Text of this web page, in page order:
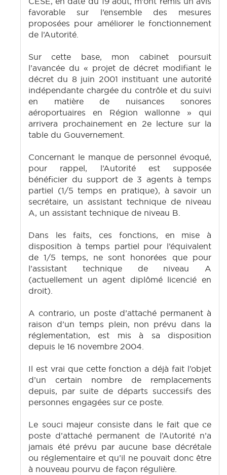
favorable sur l’ensemble des mesures
proposées pour améliorer le fonctionnement
de l’Autorité.
Sur cette base, mon cabinet poursuit
l’avancée du « projet de décret modifiant le
décret du 8 juin 2001 instituant une autorité
indépendante chargée du contrôle et du suivi
en matière de nuisances sonores
aéroportuaires en Région wallonne » qui
arrivera prochainement en 2e lecture sur la
table du Gouvernement.
Concernant le manque de personnel évoqué,
pour rappel, l’Autorité est supposée
bénéficier du support de 3 agents à temps
partiel (1/5 temps en pratique), à savoir un
secrétaire, un assistant technique de niveau
A, un assistant technique de niveau B.
Dans les faits, ces fonctions, en mise à
disposition à temps partiel pour l’équivalent
de 1/5 temps, ne sont honorées que pour
l’assistant technique de niveau A
(actuellement un agent diplômé licencié en
droit).
A contrario, un poste d’attaché permanent à
raison d’un temps plein, non prévu dans la
réglementation, est mis à sa disposition
depuis le 16 novembre 2004.
Il est vrai que cette fonction a déjà fait l’objet
d’un certain nombre de remplacements
depuis, par suite de départs successifs des
personnes engagées sur ce poste.
Le souci majeur consiste dans le fait que ce
poste d’attaché permanent de l’Autorité n’a
jamais été prévu par aucune base décrétale
ou réglementaire et qu’il ne pouvait donc être
à nouveau pourvu de façon régulière.